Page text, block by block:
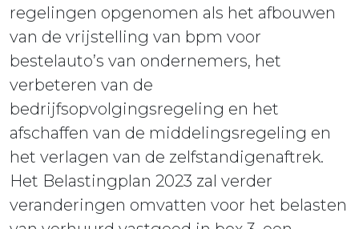
regelingen opgenomen als het afbouwen
van de vrijstelling van bpm voor
bestelauto’s van ondernemers, het
verbeteren van de
bedrijfsopvolgingsregeling en het
afschaffen van de middelingsregeling en
het verlagen van de zelfstandigenaftrek.
Het Belastingplan 2023 zal verder
veranderingen omvatten voor het belasten